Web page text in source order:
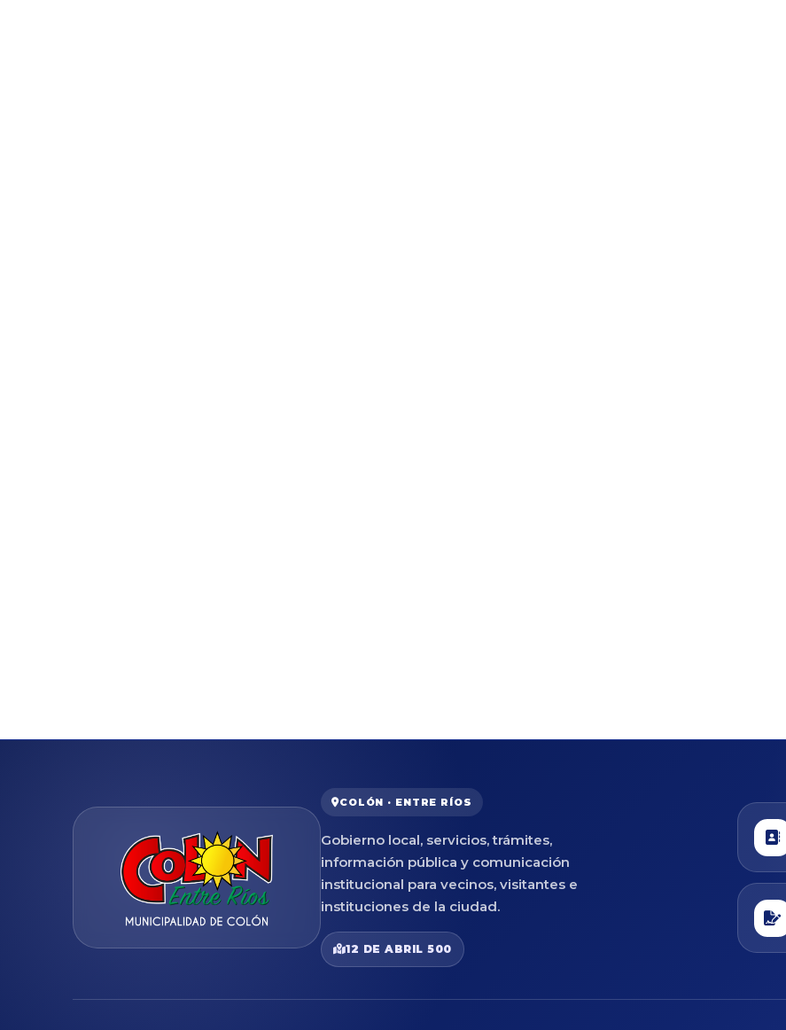
COLÓN · ENTRE RÍOS
Gobierno local, servicios, trámites,
información pública y comunicación
institucional para vecinos, visitantes e
instituciones de la ciudad.
12 DE ABRIL 500